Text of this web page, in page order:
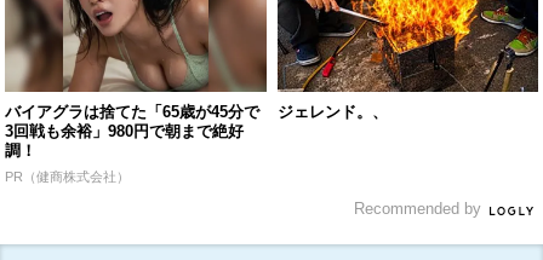
バイアグラは捨てた「65歳が45分で
3回戦も余裕」980円で朝まで絶好
調！
PR（健商株式会社）
ジェレンド。、
Recommended by